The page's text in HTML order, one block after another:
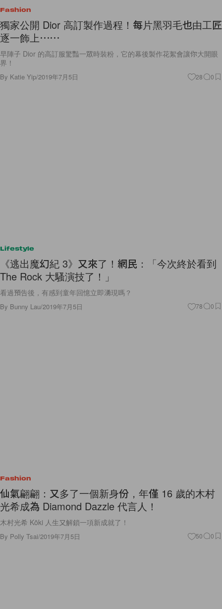
Fashion
獨家公開 Dior 高訂製作過程！每片黑羽毛也由工匠
逐一飾上⋯⋯
早陣子 Dior 的高訂服驚豔一眾時裝粉，它的幕後製作花絮會讓你大開眼
界！
By Katie Yip/2019年7月5日 28 0
Lifestyle
《逃出魔幻紀 3》又來了！網民：「今次終於看到
The Rock 大騷演技了！」
看過預告後，有感到童年回憶立即湧現嗎？
By Bunny Lau/2019年7月5日 78 0
Fashion
仙氣翩翩：又多了一個新身份，年僅 16 歲的木村
光希成為 Diamond Dazzle 代言人！
木村光希 Kōki 人生又解鎖一項新成就了！
By Polly Tsai/2019年7月5日 50 0